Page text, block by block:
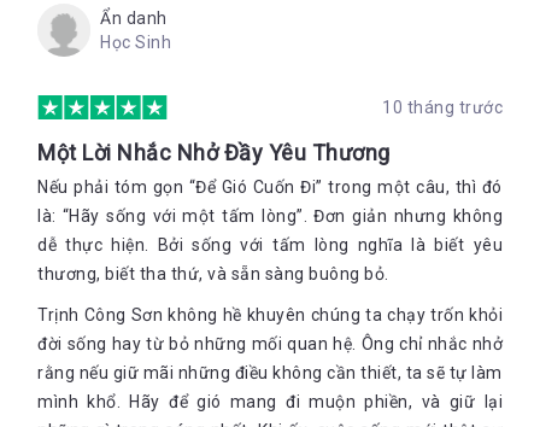
Trung Quốc xâm lược các tỉnh phía Bắc 17/2/1979 với ca khúc
thao thức lòng người "Hãy cho tôi lên đường" mà chị đã thể
hiện xuất sắc - đã động viên tinh thần những người chiến sĩ lên
thêm hiểu, cảm thông và yêu mến chị hơn. Đọc những trang
trong trẻo, ngọt ngào và trẻ trung của chị với những ca khúc
bất hủ một thời: "Bài ca xây dựng", "Triệu đóa hồng đỏ thắm",
"Tổ quốc yêu thương", "Hãy cho tôi lên đường", "Mặt trời chưa
bao giờ mọc như thế" Nhưng thật bất ngờ và thú vị - điểm
khác biệt nổi bật nhất – so với tất cả những cuốn tự truyện
khác - ở Việt Nam, và ngay cả trên thế giới - được bạn đọc
là những trang sách bị xóa trắng trên nền biển bão tố, bắt đầu
từ trang 242 và kết thúc ở trang 248 với hình nền cơn lốc xoáy
để bắt đầu phần 15 -VƯỢT BIÊN. Những trang này thể hiện cho
8.808 từ mà khi thực hiện cuốn sách này, nghệ sĩ Ái Vân đã
quyết định không xới lại nỗi đau đớn nhất của chị - và - có thể
Ẩn danh
Học Sinh
10 tháng trước
Một Lời Nhắc Nhở Đầy Yêu Thương
Nếu phải tóm gọn “Để Gió Cuốn Đi” trong một câu, thì đó
là: “Hãy sống với một tấm lòng”. Đơn giản nhưng không
dễ thực hiện. Bởi sống với tấm lòng nghĩa là biết yêu
thương, biết tha thứ, và sẵn sàng buông bỏ.
Trịnh Công Sơn không hề khuyên chúng ta chạy trốn khỏi
đời sống hay từ bỏ những mối quan hệ. Ông chỉ nhắc nhở
rằng nếu giữ mãi những điều không cần thiết, ta sẽ tự làm
mình khổ. Hãy để gió mang đi muộn phiền, và giữ lại